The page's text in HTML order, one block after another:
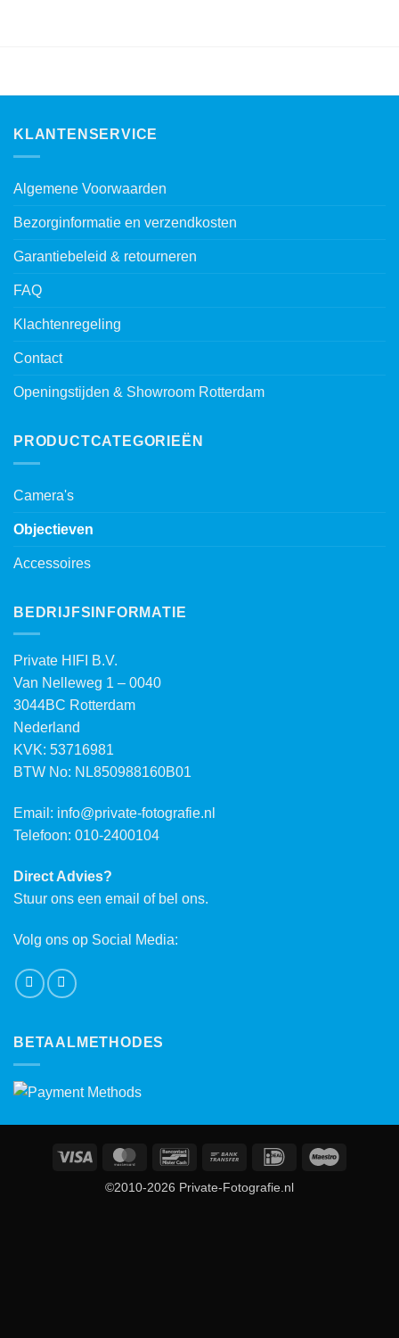
KLANTENSERVICE
Algemene Voorwaarden
Bezorginformatie en verzendkosten
Garantiebeleid & retourneren
FAQ
Klachtenregeling
Contact
Openingstijden & Showroom Rotterdam
PRODUCTCATEGORIEËN
Camera's
Objectieven
Accessoires
BEDRIJFSINFORMATIE
Private HIFI B.V.
Van Nelleweg 1 – 0040
3044BC Rotterdam
Nederland
KVK: 53716981
BTW No: NL850988160B01
Email: info@private-fotografie.nl
Telefoon: 010-2400104
Direct Advies?
Stuur ons een email of bel ons.
Volg ons op Social Media:
BETAALMETHODES
Visa MasterCardBancontactBank
Transfer
IDeal
©2010-2026 Private-Fotografie.nl